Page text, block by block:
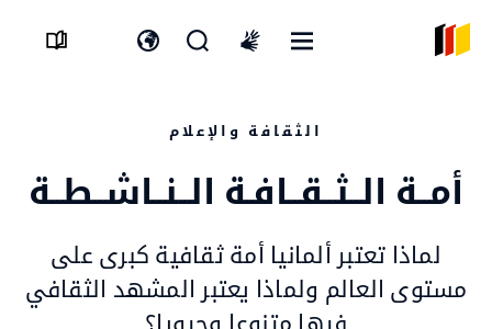
الثقافة والإعلام
أمــة الــثــقــافـة الــنــاشــطــة
لماذا تعتبر ألمانيا أمة ثقافية كبرى على
مستوى العالم ولماذا يعتبر المشهد الثقافي
فيها متنوعا وحيويا؟